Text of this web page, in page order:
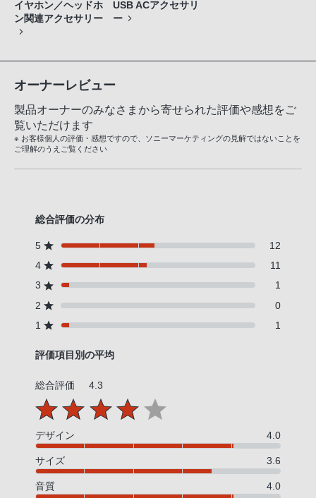
イヤホン／ヘッドホ
ン関連アクセサリー
USB ACアクセサリ
ー
オーナーレビュー
製品オーナーのみなさまから寄せられた評価や感想をご
覧いただけます
※ お客様個人の評価・感想ですので、ソニーマーケティングの見解ではないことを
ご理解のうえご覧ください
総合評価の分布
5
12
4
11
3
1
2
0
1
1
評価項目別の平均
総合評価 4.3
デザイン 4.0
サイズ 3.6
音質 4.0